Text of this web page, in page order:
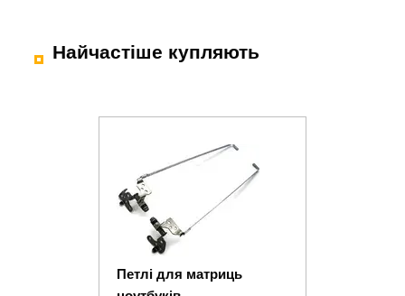
Найчастіше купляють
Петлі для матриць